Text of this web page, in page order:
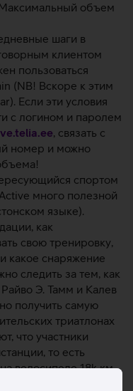
объем
шаги в
клиентом
пользоваться
(NB! Вскоре к этим
Если эти условия
с логином и паролем
, связать с
номер и можно
спортом
много полезной
языке).
как
свою тренировку,
какое снаряжение
следить за тем, как
Райво Э. Тамм и Калев
получить самую
триатлонах
что участники
то есть
велосипеде 18k км